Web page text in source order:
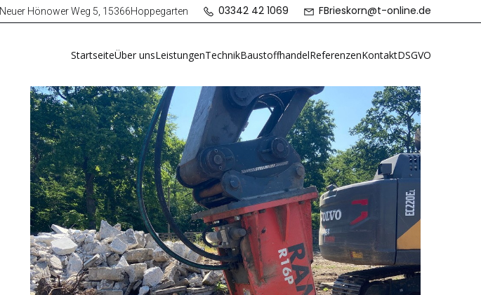
Neuer Hönower Weg 5, 15366Hoppegarten 03342 42 1069 FBrieskorn@t-online.de
StartseiteÜber unsLeistungenTechnikBaustoffhandelReferenzenKontaktDSGVO